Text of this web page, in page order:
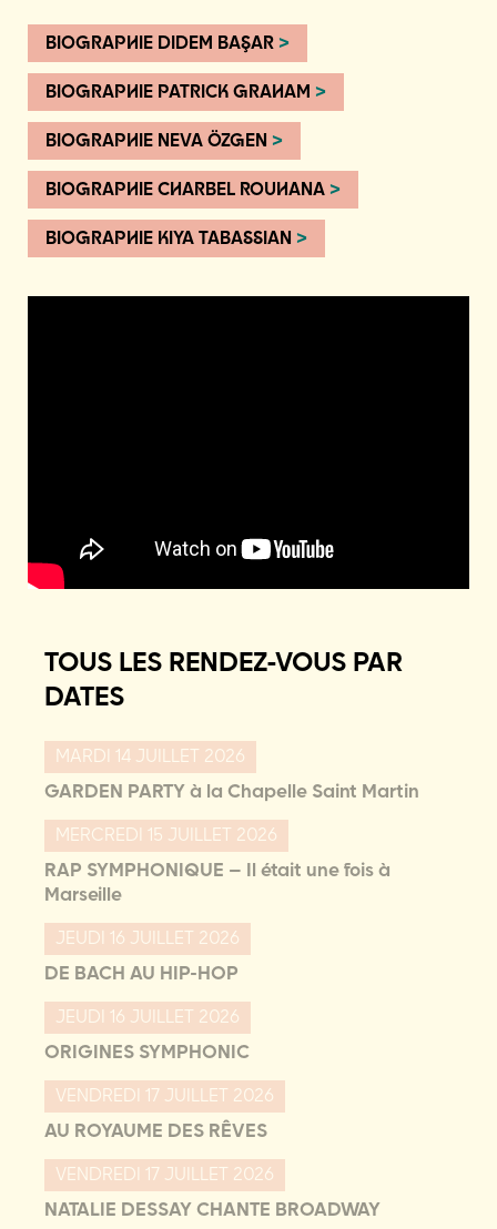
BIOGRAPHIE DIDEM BAŞAR >
BIOGRAPHIE PATRICK GRAHAM >
BIOGRAPHIE NEVA ÖZGEN >
BIOGRAPHIE CHARBEL ROUHANA >
BIOGRAPHIE KIYA TABASSIAN >
TOUS LES RENDEZ-VOUS PAR
DATES
MARDI 14 JUILLET 2026
GARDEN PARTY à la Chapelle Saint Martin
MERCREDI 15 JUILLET 2026
RAP SYMPHONIQUE – Il était une fois à
Marseille
JEUDI 16 JUILLET 2026
DE BACH AU HIP-HOP
JEUDI 16 JUILLET 2026
ORIGINES SYMPHONIC
VENDREDI 17 JUILLET 2026
AU ROYAUME DES RÊVES
VENDREDI 17 JUILLET 2026
NATALIE DESSAY CHANTE BROADWAY